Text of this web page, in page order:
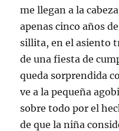
me llegan a la
apenas cinco años
sillita, en el asiento
de una fiesta de
queda sorprendida
ve a la pequeña
sobre todo por el
de que la niña